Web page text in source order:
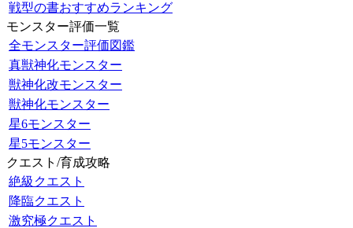
戦型の書おすすめランキング
モンスター評価一覧
全モンスター評価図鑑
真獣神化モンスター
獣神化改モンスター
獣神化モンスター
星6モンスター
星5モンスター
クエスト/育成攻略
絶級クエスト
降臨クエスト
激究極クエスト